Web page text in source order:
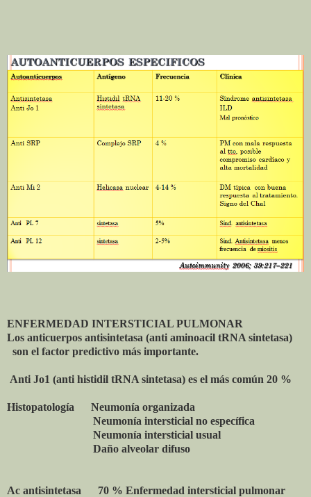
ENFERMEDAD INTERSTICIAL PULMONAR
Los anticuerpos antisintetasa (anti aminoacil tRNA sintetasa)
son el factor predictivo más importante.
Anti Jo1 (anti histidil tRNA sintetasa) es el más común 20 %
Histopatología Neumonía organizada
Neumonía intersticial no específica
Neumonía intersticial usual
Daño alveolar difuso
Ac antisintetasa 70 % Enfermedad intersticial pulmonar